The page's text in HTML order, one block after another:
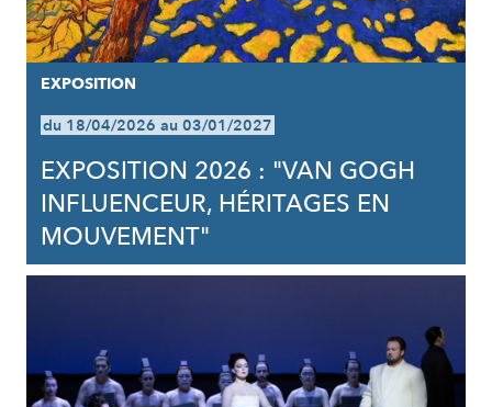
EXPOSITION
du 18/04/2026 au 03/01/2027
EXPOSITION 2026 : "VAN GOGH
INFLUENCEUR, HÉRITAGES EN
MOUVEMENT"